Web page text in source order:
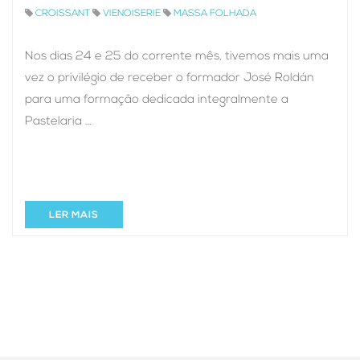
CROISSANT VIENOISERIE MASSA FOLHADA
Nos dias 24 e 25 do corrente mês, tivemos mais uma
vez o privilégio de receber o formador José Roldán
para uma formação dedicada integralmente a
Pastelaria …
LER MAIS